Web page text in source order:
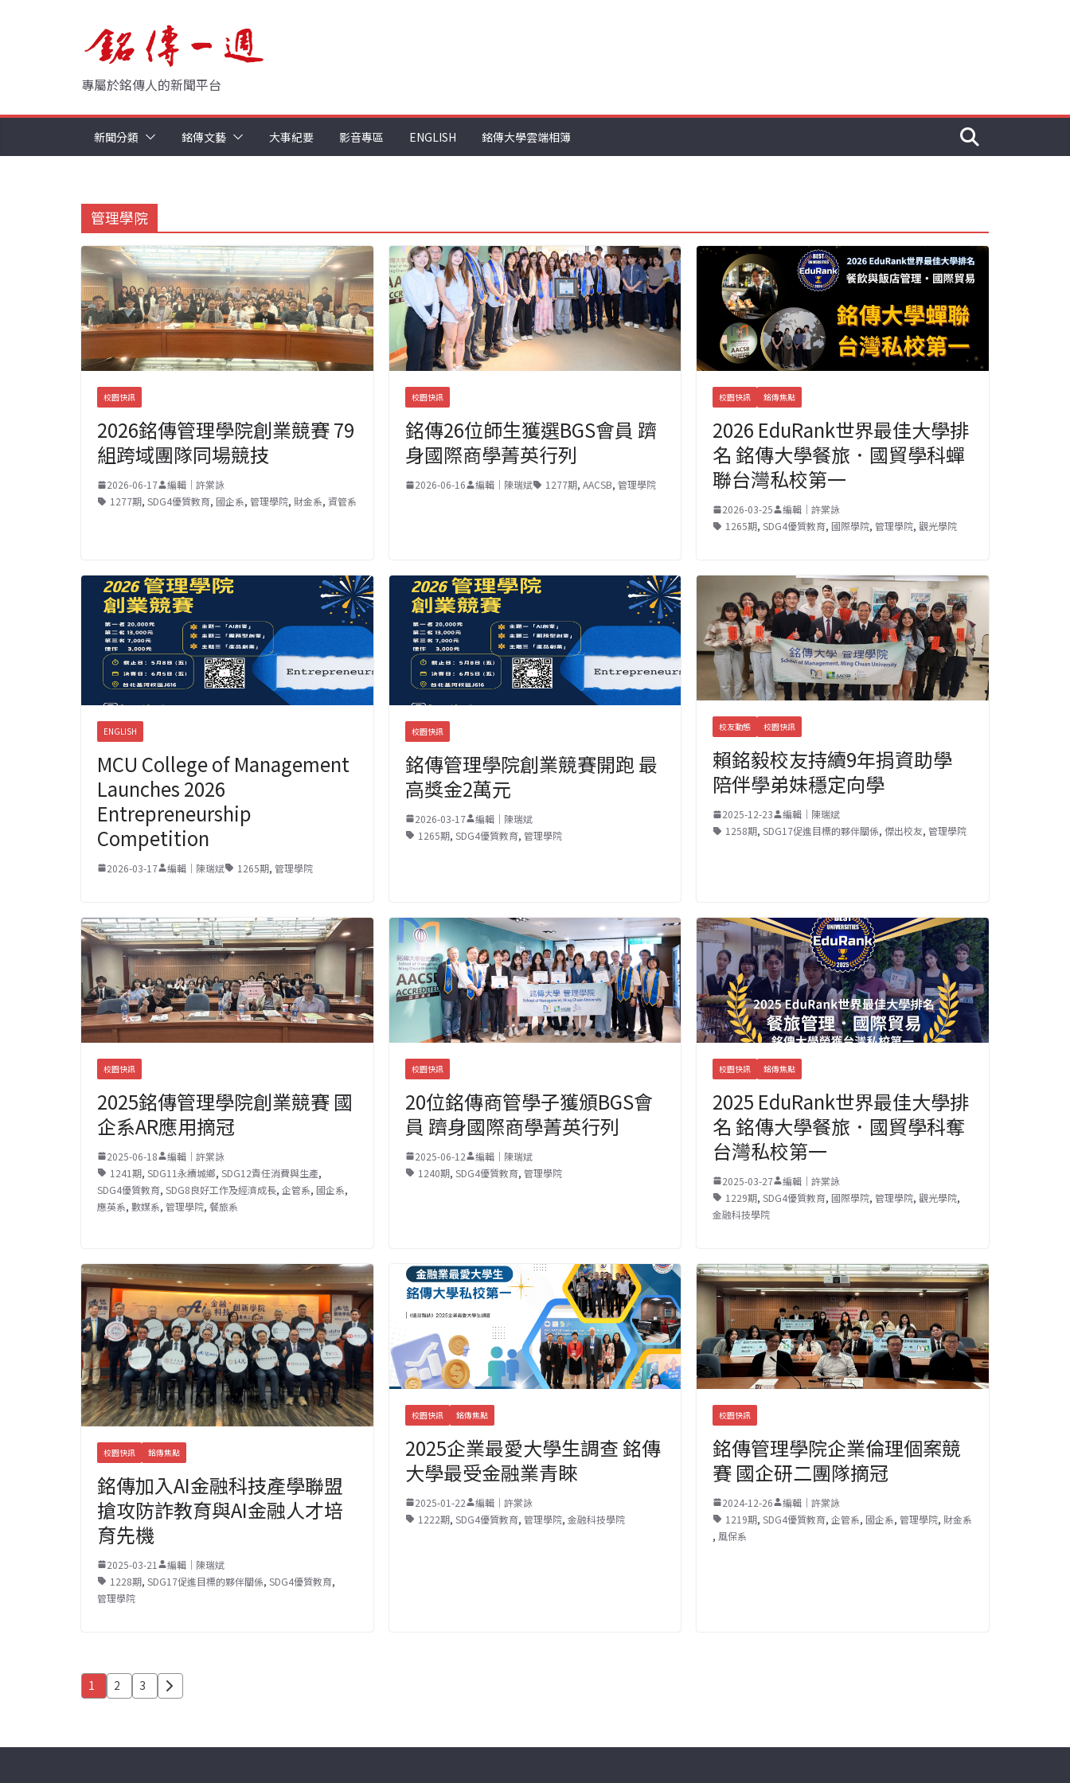
專屬於銘傳人的新聞平台
新聞分類 銘傳文藝 大事紀要 影音專區 ENGLISH 銘傳大學雲端相簿
管理學院
校園快訊
2026銘傳管理學院創業競賽 79
組跨域團隊同場競技
2026-06-17
編輯｜許棠詠
1277期, SDG4優質教育, 國企系, 管理學院, 財金系, 資管系
校園快訊
銘傳26位師生獲選BGS會員 躋
身國際商學菁英行列
2026-06-16 編輯｜陳瑞斌 1277期, AACSB, 管理學院
校園快訊 銘傳焦點
2026 EduRank世界最佳大學排
名 銘傳大學餐旅．國貿學科蟬
聯台灣私校第一
2026-03-25
編輯｜許棠詠
1265期,SDG4優質教育, 國際學院,管理學院,觀光學院
ENGLISH
MCU College of Management
Launches 2026
Entrepreneurship
Competition
2026-03-17 編輯｜陳瑞斌 1265期, 管理學院
校園快訊
銘傳管理學院創業競賽開跑 最
高獎金2萬元
2026-03-17
編輯｜陳瑞斌
1265期, SDG4優質教育, 管理學院
校友動態 校園快訊
賴銘毅校友持續9年捐資助學
陪伴學弟妹穩定向學
2025-12-23
編輯｜陳瑞斌
1258期,SDG17促進目標的夥伴關係,傑出校友,管理學院
校園快訊
2025銘傳管理學院創業競賽 國
企系AR應用摘冠
2025-06-18
編輯｜許棠詠
1241期, SDG11永續城鄉, SDG12責任消費與生產,
SDG4優質教育, SDG8良好工作及經濟成長, 企管系, 國企系,
應英系, 數媒系, 管理學院, 餐旅系
校園快訊
20位銘傳商管學子獲頒BGS會
員 躋身國際商學菁英行列
2025-06-12
編輯｜陳瑞斌
1240期, SDG4優質教育, 管理學院
校園快訊 銘傳焦點
2025 EduRank世界最佳大學排
名 銘傳大學餐旅．國貿學科奪
台灣私校第一
2025-03-27
編輯｜許棠詠
1229期,SDG4優質教育, 國際學院,管理學院,觀光學院,
金融科技學院
校園快訊 銘傳焦點
銘傳加入AI金融科技產學聯盟
搶攻防詐教育與AI金融人才培
育先機
2025-03-21
編輯｜陳瑞斌
1228期, SDG17促進目標的夥伴關係, SDG4優質教育,
管理學院
校園快訊 銘傳焦點
2025企業最愛大學生調查 銘傳
大學最受金融業青睞
2025-01-22
編輯｜許棠詠
1222期, SDG4優質教育, 管理學院, 金融科技學院
校園快訊
銘傳管理學院企業倫理個案競
賽 國企研二團隊摘冠
2024-12-26
編輯｜許棠詠
1219期,SDG4優質教育,企管系, 國企系,管理學院, 財金系
, 風保系
文
分
1 2 3